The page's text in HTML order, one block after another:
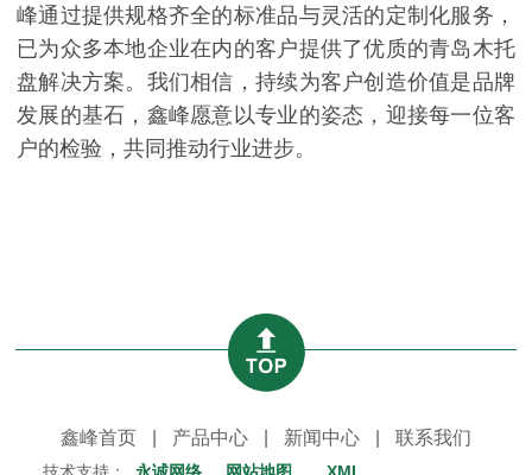
峰通过提供规格齐全的标准品与灵活的定制化服务，
已为众多本地企业在内的客户提供了优质的青岛木托
盘解决方案。我们相信，持续为客户创造价值是品牌
发展的基石，鑫峰愿意以专业的姿态，迎接每一位客
户的检验，共同推动行业进步。
鑫峰首页 产品中心 新闻中心 联系我们